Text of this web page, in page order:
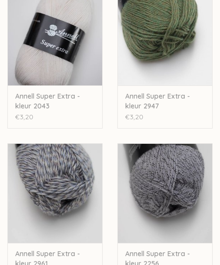
Wil je meer wol bestellen dan er momenteel bij ons op
voorraad is? Stuur een mailtje naarLien@Wolder.be. Annell is
een Belgisch bedrijf, waardoor we makkelijk wol kunnen
bijbestellen op vraag.
Annell Super Extra -
kleur 2043
€3,20
Annell Super Extra -
kleur 2947
€3,20
Annell Super Extra -
Annell Super Extra -